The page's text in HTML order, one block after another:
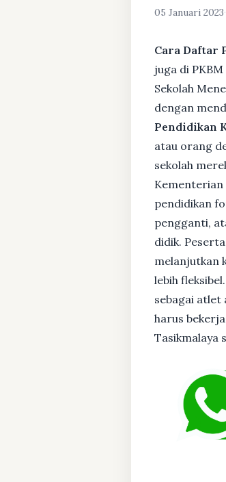
05 Januari 2023·
Cara Daftar
juga di
Sekolah
dengan
Pendidikan
atau orang
sekolah
Kementerian
pendidikan
pengganti,
didik.
melanjutkan
lebih
sebagai atlet
harus
Tasikmalaya